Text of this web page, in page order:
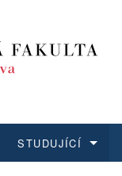
STUDUJÍCÍ